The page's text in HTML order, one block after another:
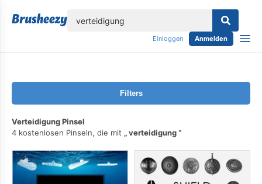
Einloggen Anmelden
Filters
Verteidigung Pinsel
4 kostenlosen Pinseln, die mit
verteidigung